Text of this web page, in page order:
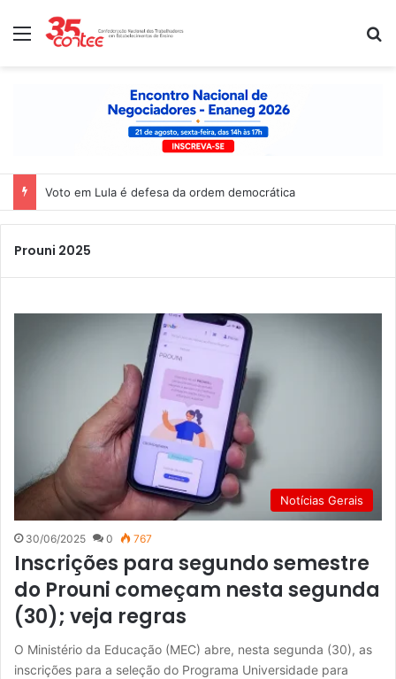
Menu
Voto em Lula é defesa da ordem democrática
Prouni 2025
Notícias Gerais
30/06/2025 0 767
Inscrições para segundo semestre
do Prouni começam nesta segunda
(30); veja regras
O Ministério da Educação (MEC) abre, nesta segunda (30), as
inscrições para a seleção do Programa Universidade para